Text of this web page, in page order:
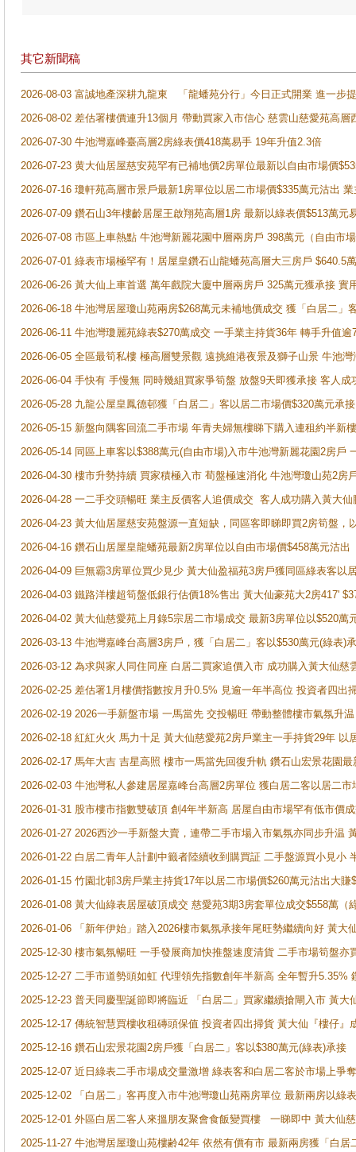
其它新聞稿
2026-08-03 富誠地產深耕九龍東 「龍蟠苑分行」今日正式開業 進一步
2026-08-02 差估署樓價連升13個月 帶動買家入市信心 慈雲山慈愛苑高層
2026-07-30 牛池灣嘉峰臺高層2房綠表價418萬易手 19年升值2.3倍
2026-07-23 黄大仙居屋慈安苑罕有已補地價2房單位最新以自由市場價
2026-07-16 瓊軒苑高層市景戶最新1房單位以居二市場價$335萬元沽出
2026-07-09 鑽石山3年樓齡居屋王啟翔苑高層1房 最新以綠表價$513萬元
2026-07-08 市區上車熱點 牛池灣新麗花園中層兩房戶 398萬元（自由市
2026-07-01 綠表市場極罕有！居屋皇鑽石山龍蟠苑高層大三房戶
2026-06-26 黃大仙上車首選 萬年戲院大廈中層兩房戶 325萬元獲承接 實
2026-06-18 牛池灣居屋瓊山苑兩房$268萬元未補地價成交 獲「白居二」
2026-06-11 牛池灣瓊麗苑綠表$270萬成交 一手業主持貨36年 轉手升值逾
2026-06-05 全區最筍私樓 極高層雙景觀 遠挑維港夜景及獅子山景 牛池
2026-06-04 手快有 手慢無 同時幾組買家爭筍盤 放盤9天即獲承接 客人
2026-05-28 九龍公屋皇鳳德邨獲「白居二」客以居二市場價$320萬元承接
2026-05-15 新盤向隅客回流二手市場 年青夫婦無樓睇下購入連租約半新
2026-05-14 同區上車客以$388萬元(自由市場)入市牛池灣新麗花園2房戶
2026-04-30 樓市升勢持續 買家積極入市 荀盤極速消化 牛池灣瓊山苑2房
2026-04-28 一二手交頭暢旺 業主反價客人追價成交 客人成功購入黃大
2026-04-23 黃大仙居屋慈安苑盤源一直短缺，同區客即睇即買2房筍盤，
2026-04-16 鑽石山居屋皇龍蟠苑最新2房單位以自由市場價$458萬元沽出
2026-04-09 巨無霸3房單位買少見少 黃大仙盈福苑3房戶獲同區綠表客以
2026-04-03 鐵路洋樓超筍盤低銀行估價18%售出 黃大仙豪苑大2房417'
2026-04-02 黃大仙慈愛苑上月錄5宗居二市場成交 最新3房單位以$520萬
2026-03-13 牛池灣嘉峰台高層3房戶，獲「白居二」客以$530萬元(綠表)
2026-03-12 為求與家人同住同座 白居二買家追價入市 成功購入黃大仙
2026-02-25 差估署1月樓價指數按月升0.5% 見逾一年半高位 投資者四
2026-02-19 2026一手新盤市場 一馬當先 交投暢旺 帶動整體樓市氣氛升
2026-02-18 紅紅火火 馬力十足 黃大仙慈愛苑2房戶業主一手持貨29年 以
2026-02-17 馬年大吉 吉星高照 樓市一馬當先回復升軌 鑽石山宏景花園
2026-02-03 牛池灣私人參建居屋嘉峰台高層2房單位 獲白居二客以居二市
2026-01-31 股市樓市指數雙破頂 創4年半新高 居屋自由市場罕有低市價
2026-01-27 2026西沙一手新盤大賣，連帶二手市場入市氣氛亦同步升温
2026-01-22 白居二青年人計劃中籤者陸續收到購買証 二手盤源買小見小
2026-01-15 竹園北邨3房戶業主持貨17年以居二市場價$260萬元沽出大賺
2026-01-08 黃大仙綠表居屋破頂成交 慈愛苑3期3房套單位成交$558萬（
2026-01-06 「新年伊始」踏入2026樓市氣氛承接年尾旺勢繼續向好 黃
2025-12-30 樓市氣氛暢旺 一手發展商加快推盤速度清貨 二手市場筍盤
2025-12-27 二手市道勢頭如虹 代理領先指數創年半新高 全年暫升5.35%
2025-12-23 普天同慶聖誕節即將臨近 「白居二」買家繼續搶閘入市 黃
2025-12-17 傳統智慧買樓收租磚頭保值 投資者四出掃貨 黃大仙『樓仔
2025-12-16 鑽石山宏景花園2房戶獲「白居二」客以$380萬元(綠表)承接
2025-12-07 近日綠表二手市場成交量激增 綠表客和白居二客於市場上
2025-12-02 「白居二」客再度入市牛池灣瓊山苑兩房單位 最新兩房以綠
2025-12-01 外區白居二客人來搵朋友聚會食飯變買樓 一睇即中 黃大仙
2025-11-27 牛池灣居屋瓊山苑樓齢42年 依然有價有市 最新兩房獲「白居